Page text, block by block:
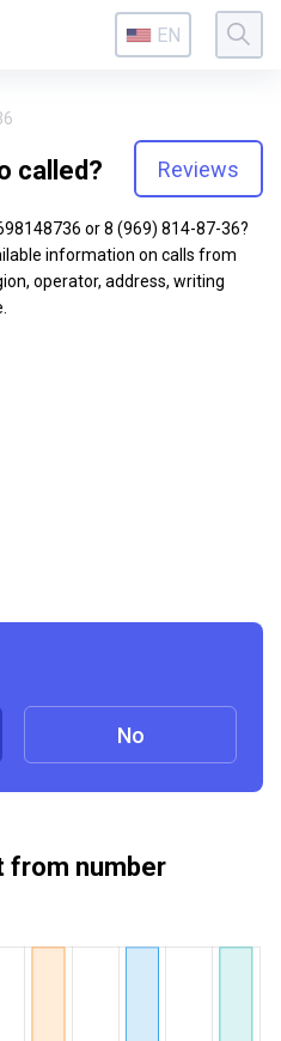
EN
called? Reviews
or 8 (969) 814-87-36?
information on calls from
operator, address, writing
No
from number